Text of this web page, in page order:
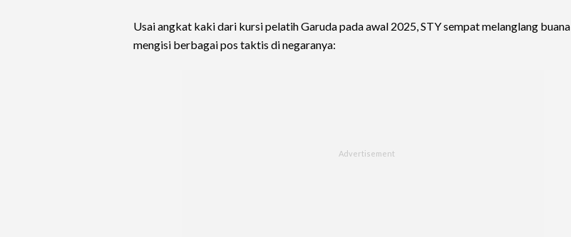
Usai angkat kaki dari kursi pelatih Garuda pada awal 2025, STY sempat melanglang buana
mengisi berbagai pos taktis di negaranya: